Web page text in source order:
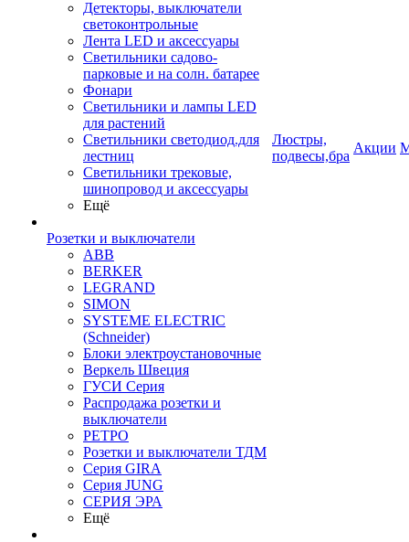
Детекторы, выключатели
светоконтрольные
Лента LED и аксессуары
Светильники садово-
парковые и на солн. батарее
Фонари
Светильники и лампы LED
для растений
Светильники светодиод.для
лестниц
Светильники трековые,
шинопровод и аксессуары
Ещё
Розетки и выключатели
ABB
BERKER
LEGRAND
SIMON
SYSTEME ELECTRIC
(Schneider)
Блоки электроустановочные
Веркель Швеция
ГУСИ Серия
Распродажа розетки и
выключатели
РЕТРО
Розетки и выключатели ТДМ
Серия GIRA
Серия JUNG
СЕРИЯ ЭРА
Ещё
Люстры,
подвесы,бра
Акции